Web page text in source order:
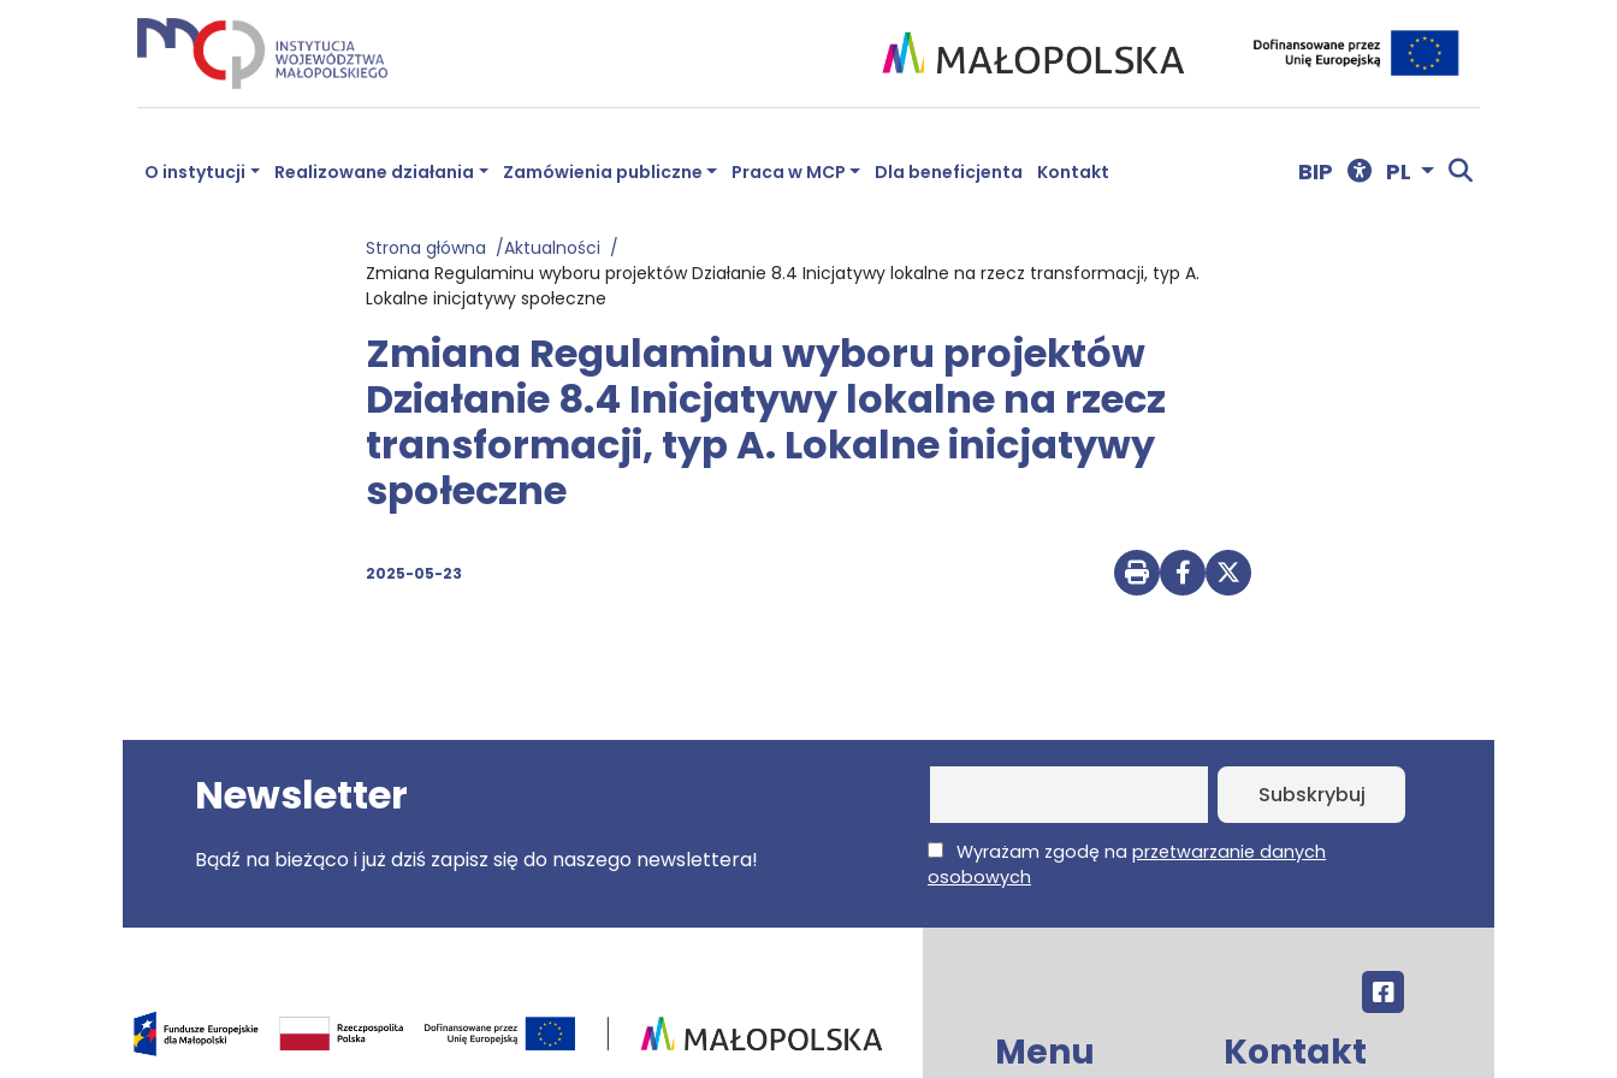
O instytucji Realizowane działania Zamówienia publiczne Praca w MCP Dla beneficjenta Kontakt BIP Menu dostępności
PL Otwórz
Strona główna
Aktualności
Zmiana Regulaminu wyboru projektów Działanie 8.4 Inicjatywy lokalne na rzecz transformacji, typ A.
Lokalne inicjatywy społeczne
Zmiana Regulaminu wyboru projektów
Działanie 8.4 Inicjatywy lokalne na rzecz
transformacji, typ A. Lokalne inicjatywy
społeczne
2025-05-23 Drukuj stronę
Udostępnij na Facebooku
Udostępnij na Twitterze
Newsletter
Bądź na bieżąco i już dziś zapisz się do naszego newslettera!
E-MailWyrażam zgodę naprzetwarzanie danych
osobowych
Menu Kontakt